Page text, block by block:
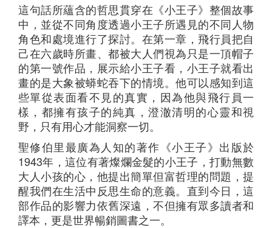
這句話所蘊含的哲思貫穿在《小王子》整個故事
中，並從不同角度透過小王子所遇見的不同人物
角色和處境進行了探討。在第一章，飛行員把自
己在六歲時所畫、都被大人們視為只是一頂帽子
的第一號作品，展示給小王子看，小王子就看出
畫的是大象被蟒蛇吞下的情境。他可以感知到這
些單從表面看不見的真實，因為他與飛行員一
樣，都擁有孩子的純真，澄澈清明的心靈和視
野，只有用心才能洞察一切。
聖修伯里最廣為人知的著作《小王子》出版於
1943年，這位有著燦爛金髮的小王子，打動無數
大人小孩的心，他提出簡單但富哲理的問題，提
醒我們在生活中反思生命的意義。直到今日，這
部作品的影響力依舊深遠，不但擁有眾多讀者和
譯本，更是世界暢銷圖書之一。